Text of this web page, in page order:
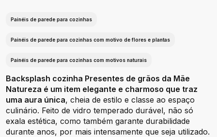
Painéis de parede para cozinhas
Painéis de parede para cozinhas com motivo de flores e plantas
Painéis de parede para cozinhas com motivos naturais
Backsplash cozinha Presentes de grãos da Mãe
Natureza é um item elegante e charmoso que traz
uma aura única, cheia de estilo e classe ao espaço
culinário. Feito de vidro temperado durável, não só
exala estética, como também garante durabilidade
durante anos, por mais intensamente que seja utilizado.